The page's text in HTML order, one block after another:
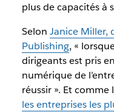
plus de capacités à
Selon Janice Miller,
Publishing, «
dirigeants est pris
numérique de
réussir ». Et comme
les entreprises les